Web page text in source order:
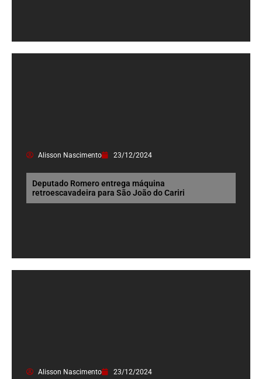
Alisson Nascimento 23/12/2024
Deputado Romero entrega máquina
retroescavadeira para São João do Cariri
Alisson Nascimento 23/12/2024